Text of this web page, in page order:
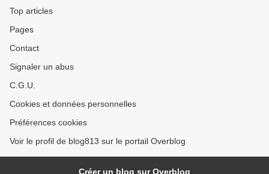
Top articles
Pages
Contact
Signaler un abus
C.G.U.
Cookies et données personnelles
Préférences cookies
Voir le profil de blog813 sur le portail Overblog
Créer un blog sur Overblog